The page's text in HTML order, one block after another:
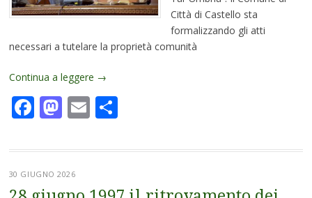
Città di Castello sta
formalizzando gli atti
necessari a tutelare la proprietà comunità
Continua a leggere →
Facebook
Mastodon
EmailCondividi
30 GIUGNO 2026